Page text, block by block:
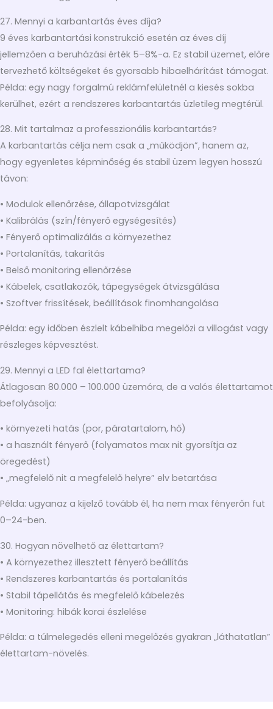
27. Mennyi a karbantartás éves díja?
9 éves karbantartási konstrukció esetén az éves díj
jellemzően a beruházási érték 5–8%-a. Ez stabil üzemet, előre
tervezhető költségeket és gyorsabb hibaelhárítást támogat.
Példa: egy nagy forgalmú reklámfelületnél a kiesés sokba
kerülhet, ezért a rendszeres karbantartás üzletileg megtérül.
28. Mit tartalmaz a professzionális karbantartás?
A karbantartás célja nem csak a „működjön”, hanem az,
hogy egyenletes képminőség és stabil üzem legyen hosszú
távon:
• Modulok ellenőrzése, állapotvizsgálat
• Kalibrálás (szín/fényerő egységesítés)
• Fényerő optimalizálás a környezethez
• Portalanítás, takarítás
• Belső monitoring ellenőrzése
• Kábelek, csatlakozók, tápegységek átvizsgálása
• Szoftver frissítések, beállítások finomhangolása
Példa: egy időben észlelt kábelhiba megelőzi a villogást vagy
részleges képvesztést.
29. Mennyi a LED fal élettartama?
Átlagosan 80.000 – 100.000 üzemóra, de a valós élettartamot
befolyásolja:
• környezeti hatás (por, páratartalom, hő)
• a használt fényerő (folyamatos max nit gyorsítja az
öregedést)
• „megfelelő nit a megfelelő helyre” elv betartása
Példa: ugyanaz a kijelző tovább él, ha nem max fényerőn fut
0–24-ben.
30. Hogyan növelhető az élettartam?
• A környezethez illesztett fényerő beállítás
• Rendszeres karbantartás és portalanítás
• Stabil tápellátás és megfelelő kábelezés
• Monitoring: hibák korai észlelése
Példa: a túlmelegedés elleni megelőzés gyakran „láthatatlan”
élettartam-növelés.